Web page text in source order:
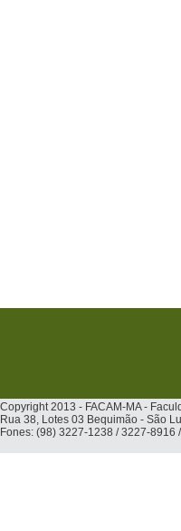
Copyright 2013 - FACAM-MA -
Rua 38, Lotes 03 Bequimão - São
Fones: (98) 3227-1238 / 3227-8916